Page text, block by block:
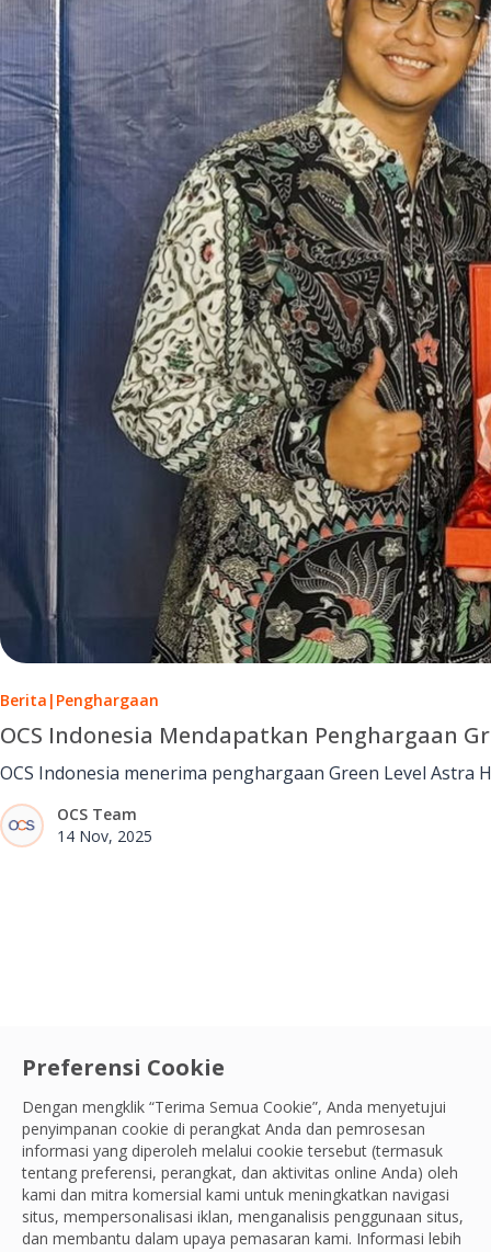
Preferensi Cookie
Dengan mengklik “Terima Semua Cookie”, Anda menyetujui
penyimpanan cookie di perangkat Anda dan pemrosesan
informasi yang diperoleh melalui cookie tersebut (termasuk
tentang preferensi, perangkat, dan aktivitas online Anda) oleh
kami dan mitra komersial kami untuk meningkatkan navigasi
situs, mempersonalisasi iklan, menganalisis penggunaan situs,
dan membantu dalam upaya pemasaran kami. Informasi lebih
Berita | Penghargaan
OCS Indonesia Mendapatkan Penghargaan
OCS Indonesia menerima penghargaan Green Level
OCS Team
14 Nov, 2025